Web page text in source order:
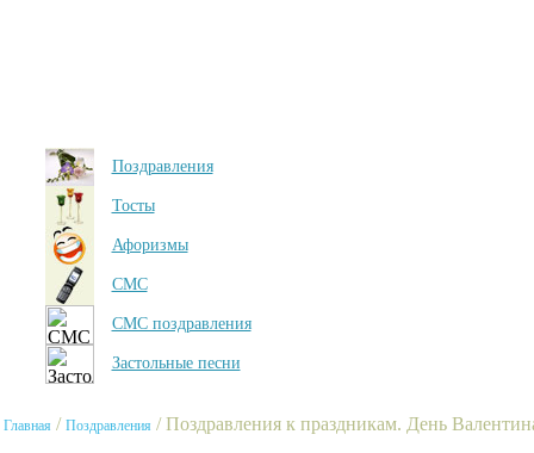
Поздравления
Тосты
Афоризмы
СМС
СМС поздравления
Застольные песни
Главная / Поздравления / Поздравления к праздникам. День